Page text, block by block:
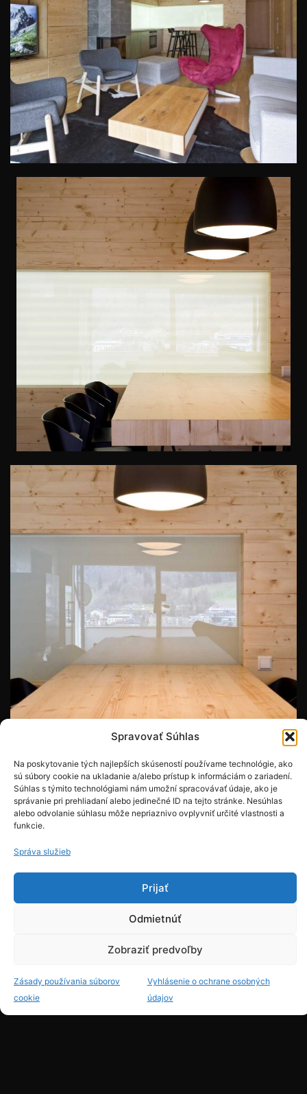
Spravovať Súhlas
Na poskytovanie tých najlepších skúseností používame technológie, ako
sú súbory cookie na ukladanie a/alebo prístup k informáciám o zariadení.
Súhlas s týmito technológiami nám umožní spracovávať údaje, ako je
správanie pri prehliadaní alebo jedinečné ID na tejto stránke. Nesúhlas
alebo odvolanie súhlasu môže nepriaznivo ovplyvniť určité vlastnosti a
funkcie.
Správa služieb
Prijať
Odmietnúť
Zobraziť predvoľby
Zásady používania súborov
cookie
Vyhlásenie o ochrane osobných
údajov